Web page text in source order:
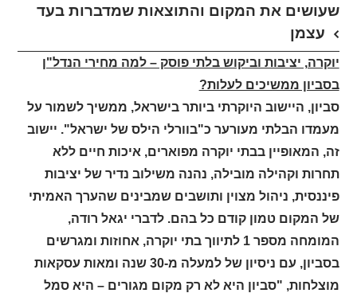
שעושים את המקום והתוצאות שמדברות בעד
עצמן
יוקרה, יציבות וביקוש בלתי פוסק – למה מחירי הנדל"ן
בסביון ממשיכים לעלות?
סביון, היישוב היוקרתי ביותר בישראל, ממשיך לשמור על
מעמדו הבלתי מעורער כ"בוורלי הילס של ישראל". יישוב
זה, המאופיין בבתי יוקרה מפוארים, איכות חיים ללא
תחרות וקהילה מובילה, נהנה משילוב נדיר של יציבות
פיננסית, ניהול מצוין ותושבים שמבינים שהערך האמיתי
של המקום טמון קודם כל בהם. לדברי יגאל רודה,
המומחה מספר 1 לתיווך בתי יוקרה, אחוזות ומגרשים
בסביון, עם ניסיון של למעלה מ-30 שנה ומאות עסקאות
מוצלחות, "סביון היא לא רק מקום מגורים – היא סמל